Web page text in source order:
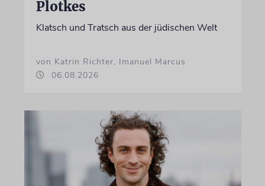
Plotkes
Klatsch und Tratsch aus der jüdischen Welt
von Katrin Richter, Imanuel Marcus
06.08.2026